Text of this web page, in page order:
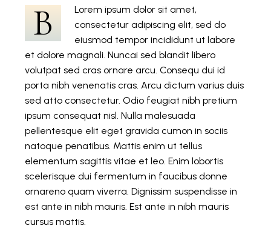
B
Lorem ipsum dolor sit amet,
consectetur adipiscing elit, sed do
eiusmod tempor incididunt ut labore
et dolore magnali. Nuncai sed blandit libero
volutpat sed cras ornare arcu. Consequ dui id
porta nibh venenatis cras. Arcu dictum varius duis
sed atto consectetur. Odio feugiat nibh pretium
ipsum consequat nisl. Nulla malesuada
pellentesque elit eget gravida cumon in sociis
natoque penatibus. Mattis enim ut tellus
elementum sagittis vitae et leo. Enim lobortis
scelerisque dui fermentum in faucibus donne
ornareno quam viverra. Dignissim suspendisse in
est ante in nibh mauris. Est ante in nibh mauris
cursus mattis.